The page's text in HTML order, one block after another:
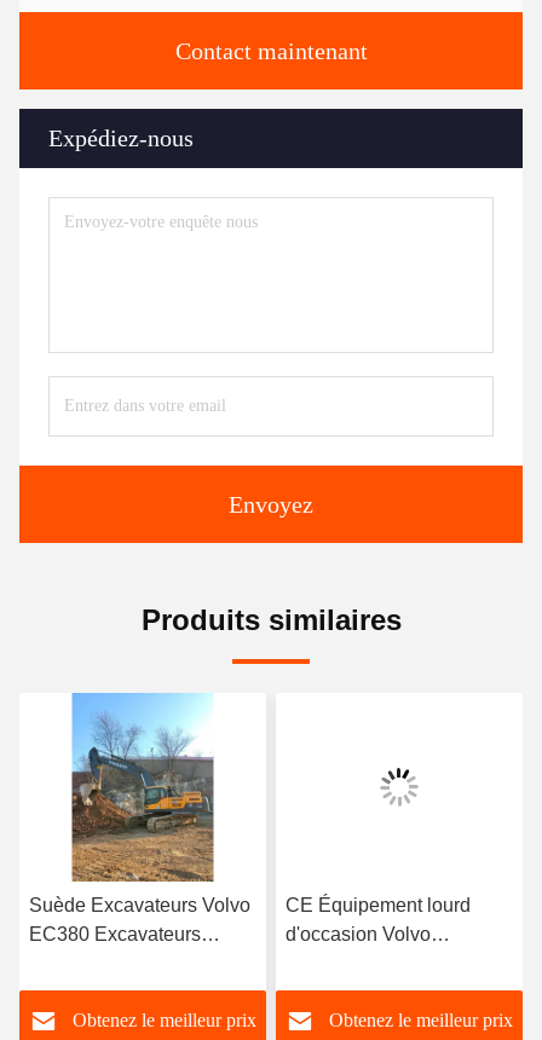
Contact maintenant
Expédiez-nous
Envoyez
Produits similaires
Suède Excavateurs Volvo
EC380 Excavateurs
hydraulique à rampe
Obtenez le meilleur prix
CE Équipement lourd
d'occasion Volvo
20T Ec 200 Volvo
ExcavatorObtenez le meilleur prix